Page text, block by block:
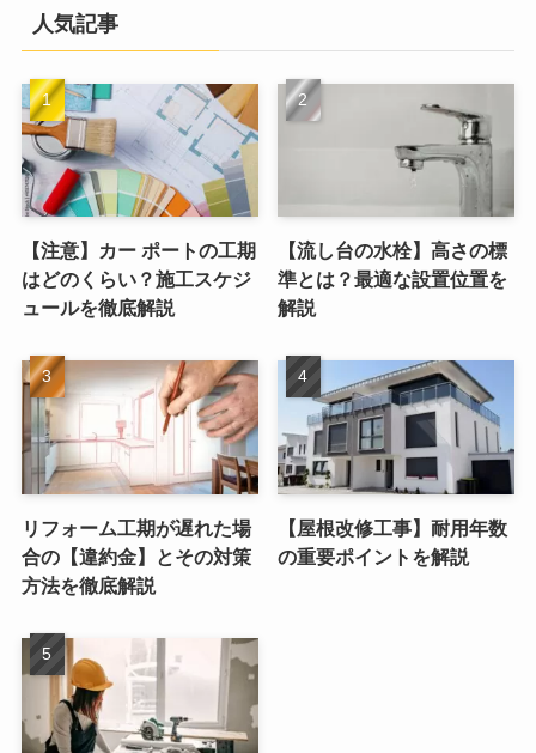
人気記事
【注意】カー ポートの工期
はどのくらい？施工スケジ
ュールを徹底解説
【流し台の水栓】高さの標
準とは？最適な設置位置を
解説
リフォーム工期が遅れた場
合の【違約金】とその対策
方法を徹底解説
【屋根改修工事】耐用年数
の重要ポイントを解説